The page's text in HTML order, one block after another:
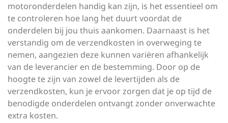
motoronderdelen handig kan zijn, is het essentieel om
te controleren hoe lang het duurt voordat de
onderdelen bij jou thuis aankomen. Daarnaast is het
verstandig om de verzendkosten in overweging te
nemen, aangezien deze kunnen variëren afhankelijk
van de leverancier en de bestemming. Door op de
hoogte te zijn van zowel de levertijden als de
verzendkosten, kun je ervoor zorgen dat je op tijd de
benodigde onderdelen ontvangt zonder onverwachte
extra kosten.